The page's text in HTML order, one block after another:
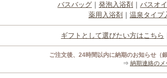
バスバッグ ｜ 発泡入浴剤 ｜ バスオ
薬用入浴剤 ｜ 温泉タイプ
ギフトとして選びたい方はこちら
ご注文後、24時間以内に納期のお知らせ（
⇒ 納期連絡のメ